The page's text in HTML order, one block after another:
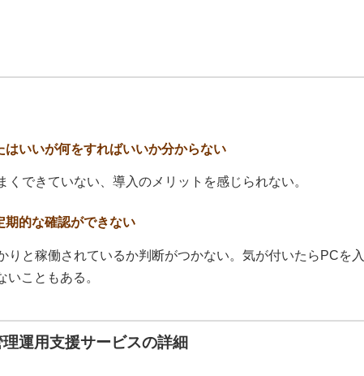
いいが何をすればいいか分からない
できていない、導入のメリットを感じられない。
期的な確認ができない
りと稼働されているか判断がつかない。気が付いたらPCを入
こともある。
運用支援サービスの詳細